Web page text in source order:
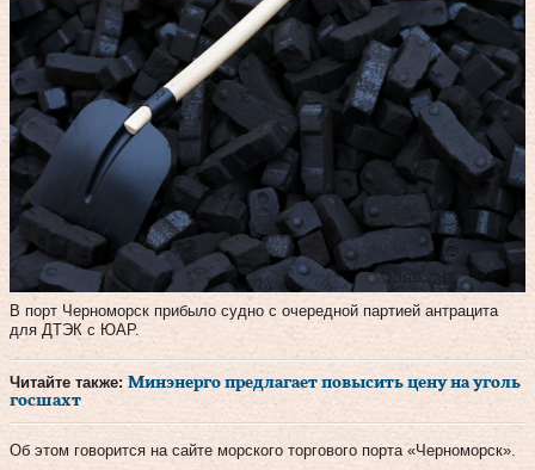
В порт Черноморск прибыло судно с очередной партией антрацита
для ДТЭК с ЮАР.
Читайте также: Минэнерго предлагает повысить цену на уголь
госшахт
Об этом говорится на сайте морского торгового порта «Черноморск».